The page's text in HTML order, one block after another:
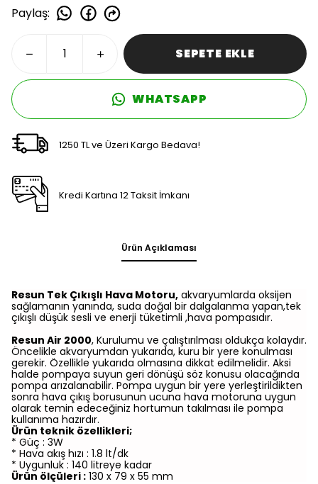
Paylaş:
SEPETE EKLE
WHATSAPP
1250 TL ve Üzeri Kargo Bedava!
Kredi Kartına 12 Taksit İmkanı
Ürün Açıklaması
Resun Tek Çıkışlı Hava Motoru, akvaryumlarda oksijen
sağlamanın yanında, suda doğal bir dalgalanma yapan,tek
çıkışlı düşük sesli ve enerji tüketimli ,hava pompasıdır.
Resun Air 2000, Kurulumu ve çalıştırılması oldukça kolaydır.
Öncelikle akvaryumdan yukarıda, kuru bir yere konulması
gerekir. Özellikle yukarıda olmasına dikkat edilmelidir. Aksi
halde pompaya suyun geri dönüşü söz konusu olacağında
pompa arızalanabilir. Pompa uygun bir yere yerleştirildikten
sonra hava çıkış borusunun ucuna hava motoruna uygun
olarak temin edeceğiniz hortumun takılması ile pompa
kullanıma hazırdır.
Ürün teknik özellikleri;
* Güç : 3W
* Hava akış hızı : 1.8 lt/dk
* Uygunluk : 140 litreye kadar
Ürün ölçüleri : 130 x 79 x 55 mm